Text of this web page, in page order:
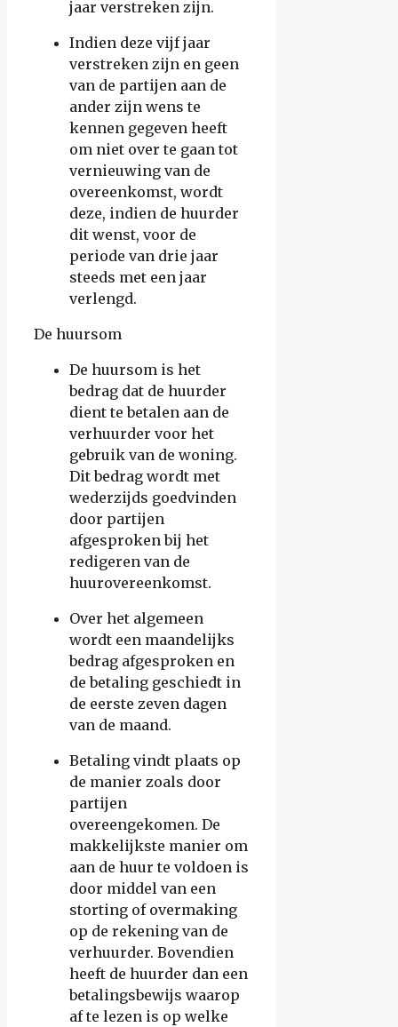
jaar verstreken zijn.
Indien deze vijf jaar
verstreken zijn en geen
van de partijen aan de
ander zijn wens te
kennen gegeven heeft
om niet over te gaan tot
vernieuwing van de
overeenkomst, wordt
deze, indien de huurder
dit wenst, voor de
periode van drie jaar
steeds met een jaar
verlengd.
De huursom
De huursom is het
bedrag dat de huurder
dient te betalen aan de
verhuurder voor het
gebruik van de woning.
Dit bedrag wordt met
wederzijds goedvinden
door partijen
afgesproken bij het
redigeren van de
huurovereenkomst.
Over het algemeen
wordt een maandelijks
bedrag afgesproken en
de betaling geschiedt in
de eerste zeven dagen
van de maand.
Betaling vindt plaats op
de manier zoals door
partijen
overeengekomen. De
makkelijkste manier om
aan de huur te voldoen is
door middel van een
storting of overmaking
op de rekening van de
verhuurder. Bovendien
heeft de huurder dan een
betalingsbewijs waarop
af te lezen is op welke